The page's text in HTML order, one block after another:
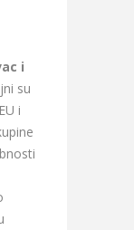
i
su
i